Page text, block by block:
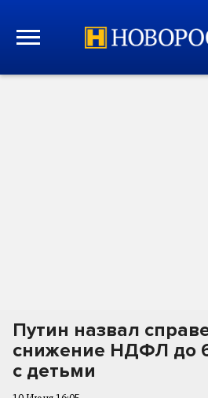
Путин назвал
снижение НДФЛ до
с детьми